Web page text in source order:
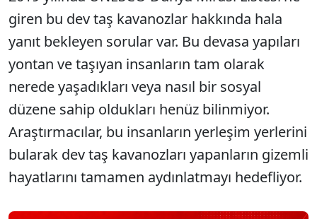
giren bu dev taş kavanozlar hakkında hala
yanıt bekleyen sorular var. Bu devasa yapıları
yontan ve taşıyan insanların tam olarak
nerede yaşadıkları veya nasıl bir sosyal
düzene sahip oldukları henüz bilinmiyor.
Araştırmacılar, bu insanların yerleşim yerlerini
bularak dev taş kavanozları yapanların gizemli
hayatlarını tamamen aydınlatmayı hedefliyor.